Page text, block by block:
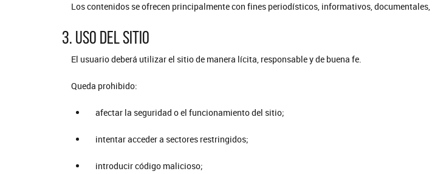
Los contenidos se ofrecen principalmente con fines periodísticos, informativos,
3. Uso del sitio
El usuario deberá utilizar el sitio de manera lícita, responsable y de buena fe.
Queda prohibido:
afectar la seguridad o el funcionamiento del sitio;
intentar acceder a sectores restringidos;
introducir código malicioso;